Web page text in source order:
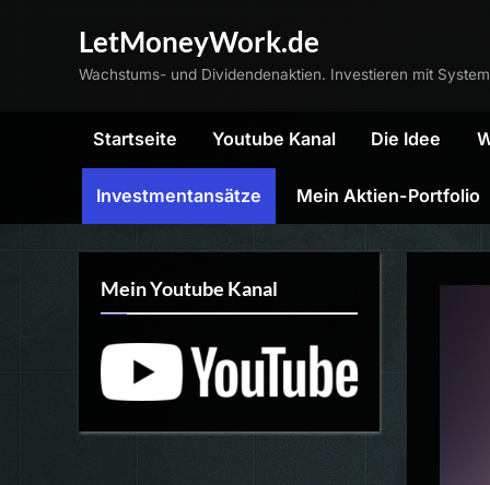
LetMoneyWork.de
Wachstums- und Dividendenaktien. Investieren mit System
Startseite Youtube Kanal Die Idee
Investmentansätze Mein Aktien-Portfolio
Mein Youtube Kanal